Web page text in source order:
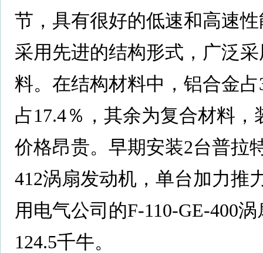
节，具有很好的低速和高速
采用先进的结构形式，广泛
料。在结构材料中，铝合金
占17.4％，其余为复合材料
价格昂贵。早期安装2台普拉
412涡扇发动机，单台加力推
用电气公司的F-110-GE-400
124.5千牛。